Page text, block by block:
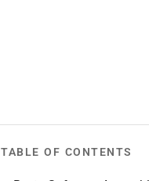
TABLE OF CONTENTS